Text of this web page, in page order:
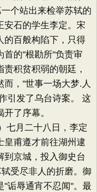
个站出来检举苏轼的
安石的学生李定。宋
的百般构陷下，只得
首的"根勘所"负责审
积贫积弱的朝廷，
，"世事一场大梦.人
引发了乌台诗案。 这
了序幕。
月二十八日，李定
皇甫遵才前往湖州逮
到京城，投入御史台
受尽非人的折磨。御
"诟辱通宵不忍闻"。最